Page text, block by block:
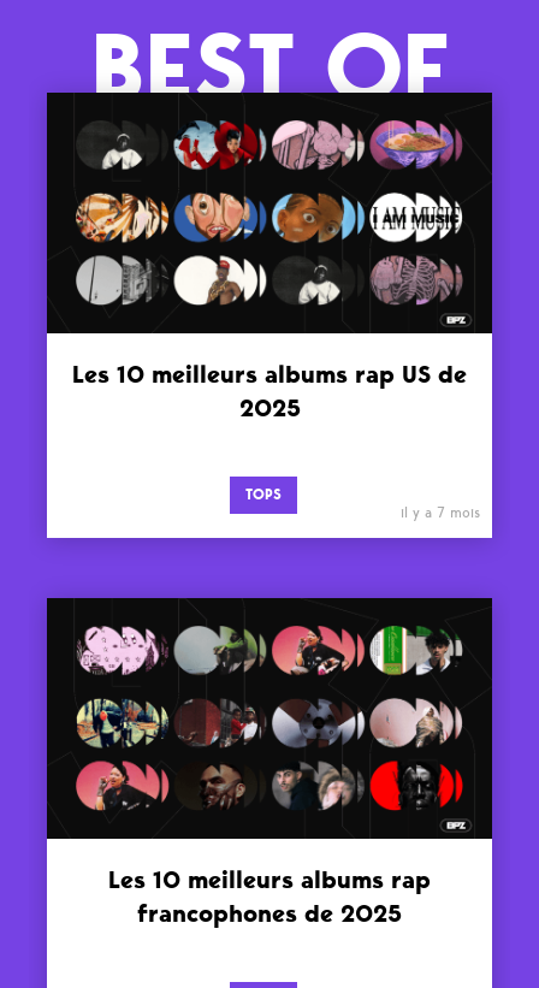
BEST OF
Les 10 meilleurs albums rap US de
2025
TOPS
il y a 7 mois
Les 10 meilleurs albums rap
francophones de 2025